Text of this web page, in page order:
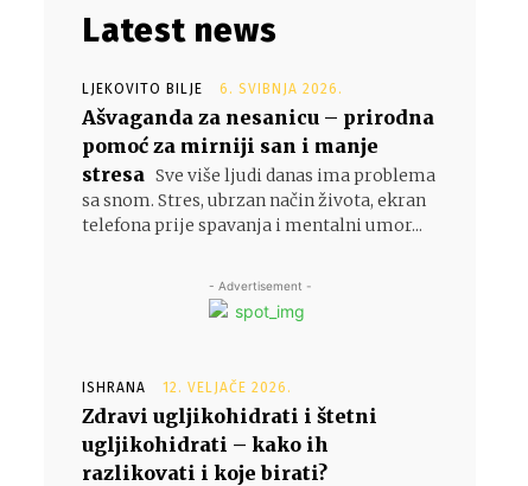
Latest news
LJEKOVITO BILJE 6. SVIBNJA 2026.
Ašvaganda za nesanicu – prirodna
pomoć za mirniji san i manje
stresa Sve više ljudi danas ima problema
sa snom. Stres, ubrzan način života, ekran
telefona prije spavanja i mentalni umor...
- Advertisement -
ISHRANA 12. VELJAČE 2026.
Zdravi ugljikohidrati i štetni
ugljikohidrati – kako ih
razlikovati i koje birati?